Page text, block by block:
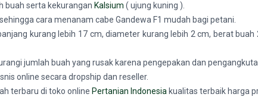
buah serta kekurangan Kalsium ( ujung kuning ).
cara menanam cabe Gandewa F1 mudah bagi petani.
kurang lebih 17 cm, diameter kurang lebih 2 cm, berat
jumlah buah yang rusak karena pengepakan dan
online secara dropship dan reseller.
terbaru di toko online Pertanian Indonesia kualitas terbaik harga